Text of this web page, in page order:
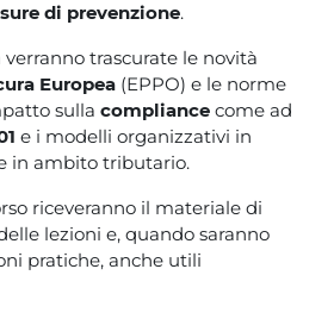
di prevenzione.
trascurate le novità
Europea (EPPO) e le norme
sulla compliance come ad
e i modelli organizzativi in
in ambito tributario.
riceveranno il materiale di
lezioni e, quando saranno
pratiche, anche utili